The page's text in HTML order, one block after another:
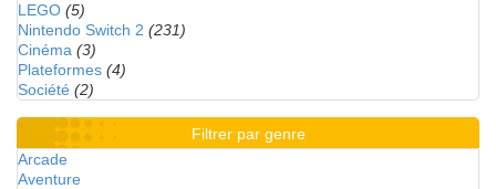
LEGO (5)
Nintendo Switch 2 (231)
Cinéma (3)
Plateformes (4)
Société (2)
Filtrer par genre
Arcade
Aventure